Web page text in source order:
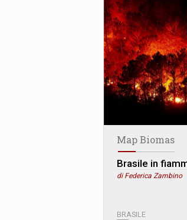
Map Biomas
Brasile in
di Federica Zambino
BRASILE